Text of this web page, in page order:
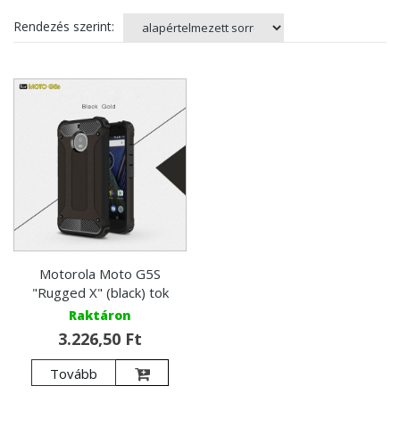
Rendezés szerint:
Motorola Moto G5S
"Rugged X" (black) tok
Raktáron
3.226,50 Ft
Tovább